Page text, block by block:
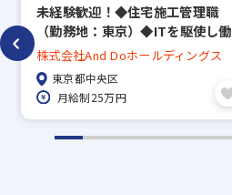
未経験歓迎！◆住宅施工管理職
（勤務地：東京）◆ITを駆使し働
き方改革を進めております！／資
格手当有！1級建築施工管理技士2
万円、他
株式会社And Doホールディングス
東京都中央区
月給制25万円